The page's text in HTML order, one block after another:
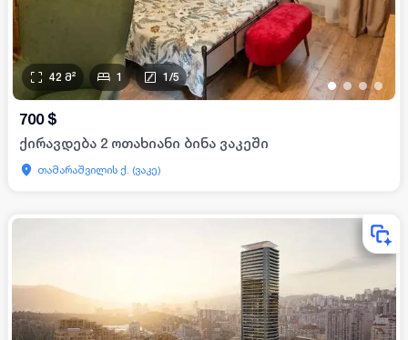
•• ••
42 მ² 1 1/5
700 $
ქირავდება 2 ოთახიანი ბინა ვაკეში
თამარაშვილის ქ. (ვაკე)